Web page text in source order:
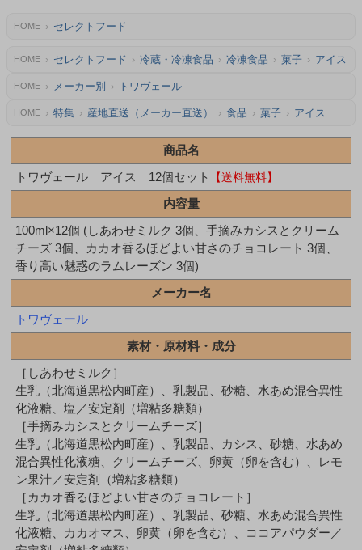
HOME セレクトフード
HOME セレクトフード 冷蔵・冷凍食品 冷凍食品 菓子 アイス
HOME メーカー別 トワヴェール
HOME 特集 産地直送（メーカー直送） 食品 菓子 アイス
商品名
トワヴェール アイス 12個セット
【送料無料】
内容量
100ml×12個 (しあわせミルク 3個、手摘みカシスとクリーム
チーズ 3個、カカオ香るほどよい甘さのチョコレート 3個、
香り高い魅惑のラムレーズン 3個)
メーカー名
トワヴェール
素材・原材料・成分
［しあわせミルク］
生乳（北海道黒松内町産）、乳製品、砂糖、水あめ混合異性
化液糖、塩／安定剤（増粘多糖類）
［手摘みカシスとクリームチーズ］
生乳（北海道黒松内町産）、乳製品、カシス、砂糖、水あめ
混合異性化液糖、クリームチーズ、卵黄（卵を含む）、レモ
ン果汁／安定剤（増粘多糖類）
［カカオ香るほどよい甘さのチョコレート］
生乳（北海道黒松内町産）、乳製品、砂糖、水あめ混合異性
化液糖、カカオマス、卵黄（卵を含む）、ココアパウダー／